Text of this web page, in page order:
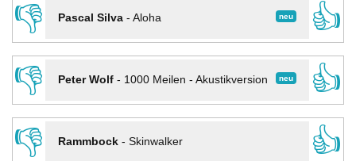
👎
neu
Pascal Silva- Aloha
👍
👎
neu
Peter Wolf- 1000 Meilen - Akustikversion
👍
👎
Rammbock- Skinwalker
👍